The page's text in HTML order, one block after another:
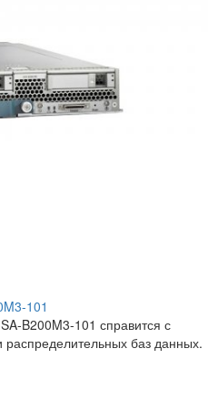
101
B200M3-101 справится с
баз данных.